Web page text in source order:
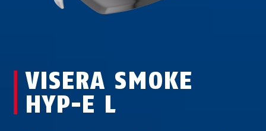
VISERA SMOKE
HYP-E L